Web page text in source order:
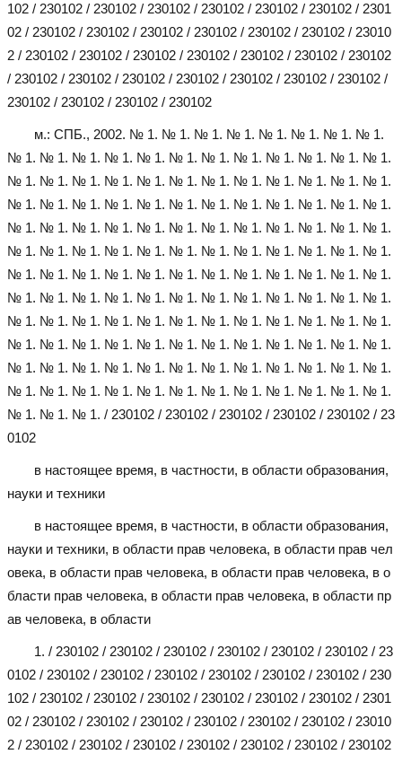
102 / 230102 / 230102 / 230102 / 230102 / 230102 / 230102 / 2301
02 / 230102 / 230102 / 230102 / 230102 / 230102 / 230102 / 23010
2 / 230102 / 230102 / 230102 / 230102 / 230102 / 230102 / 230102
/ 230102 / 230102 / 230102 / 230102 / 230102 / 230102 / 230102 /
230102 / 230102 / 230102 / 230102
м.: СПБ., 2002. № 1. № 1. № 1. № 1. № 1. № 1. № 1. № 1.
№ 1. № 1. № 1. № 1. № 1. № 1. № 1. № 1. № 1. № 1. № 1. № 1.
№ 1. № 1. № 1. № 1. № 1. № 1. № 1. № 1. № 1. № 1. № 1. № 1.
№ 1. № 1. № 1. № 1. № 1. № 1. № 1. № 1. № 1. № 1. № 1. № 1.
№ 1. № 1. № 1. № 1. № 1. № 1. № 1. № 1. № 1. № 1. № 1. № 1.
№ 1. № 1. № 1. № 1. № 1. № 1. № 1. № 1. № 1. № 1. № 1. № 1.
№ 1. № 1. № 1. № 1. № 1. № 1. № 1. № 1. № 1. № 1. № 1. № 1.
№ 1. № 1. № 1. № 1. № 1. № 1. № 1. № 1. № 1. № 1. № 1. № 1.
№ 1. № 1. № 1. № 1. № 1. № 1. № 1. № 1. № 1. № 1. № 1. № 1.
№ 1. № 1. № 1. № 1. № 1. № 1. № 1. № 1. № 1. № 1. № 1. № 1.
№ 1. № 1. № 1. № 1. № 1. № 1. № 1. № 1. № 1. № 1. № 1. № 1.
№ 1. № 1. № 1. № 1. № 1. № 1. № 1. № 1. № 1. № 1. № 1. № 1.
№ 1. № 1. № 1. / 230102 / 230102 / 230102 / 230102 / 230102 / 23
0102
в настоящее время, в частности, в области образования,
науки и техники
в настоящее время, в частности, в области образования,
науки и техники, в области прав человека, в области прав чел
овека, в области прав человека, в области прав человека, в о
бласти прав человека, в области прав человека, в области пр
ав человека, в области
1. / 230102 / 230102 / 230102 / 230102 / 230102 / 230102 / 23
0102 / 230102 / 230102 / 230102 / 230102 / 230102 / 230102 / 230
102 / 230102 / 230102 / 230102 / 230102 / 230102 / 230102 / 2301
02 / 230102 / 230102 / 230102 / 230102 / 230102 / 230102 / 23010
2 / 230102 / 230102 / 230102 / 230102 / 230102 / 230102 / 230102